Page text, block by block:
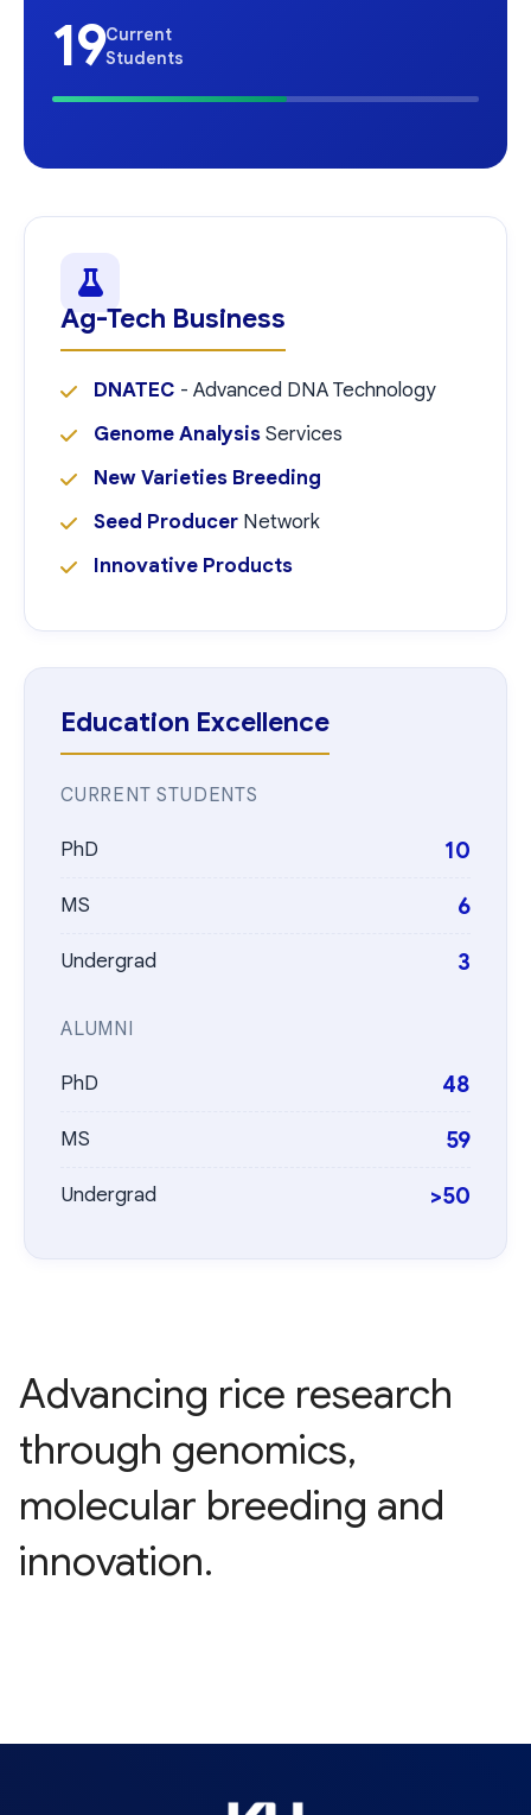
19Current
Students
Ag-Tech Business
DNATEC - Advanced DNA Technology
Genome AnalysisServices
New Varieties Breeding
Seed Producer Network
Innovative Products
Education Excellence
CURRENT STUDENTS
PhD 10
MS 6
Undergrad 3
ALUMNI
PhD 48
MS 59
Undergrad >50
Advancing rice research
through genomics,
molecular breeding and
innovation.